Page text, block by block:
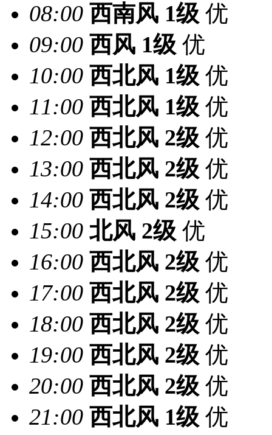
08:00 西南风 1级 优
09:00 西风 1级 优
10:00 西北风 1级 优
11:00 西北风 1级 优
12:00 西北风 2级 优
13:00 西北风 2级 优
14:00 西北风 2级 优
15:00 北风 2级 优
16:00 西北风 2级 优
17:00 西北风 2级 优
18:00 西北风 2级 优
19:00 西北风 2级 优
20:00 西北风 2级 优
21:00 西北风 1级 优